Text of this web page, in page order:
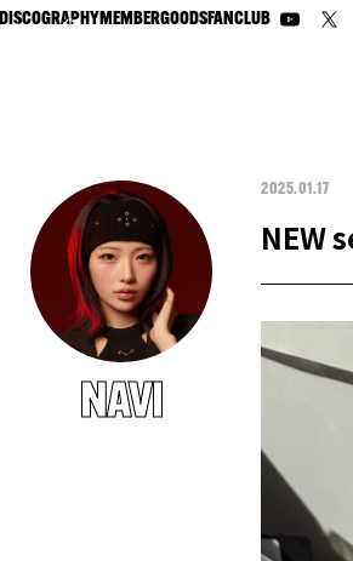
DISCOGRAPHYMEMBERGOODS FANCLUB
2025.01.17
NEW
NAVI